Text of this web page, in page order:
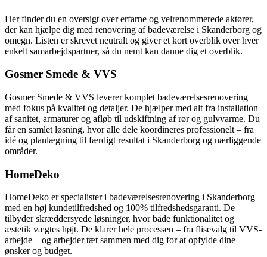
Her finder du en oversigt over erfarne og velrenommerede aktører,
der kan hjælpe dig med renovering af badeværelse i Skanderborg og
omegn. Listen er skrevet neutralt og giver et kort overblik over hver
enkelt samarbejdspartner, så du nemt kan danne dig et overblik.
Gosmer Smede & VVS
Gosmer Smede & VVS leverer komplet badeværelsesrenovering
med fokus på kvalitet og detaljer. De hjælper med alt fra installation
af sanitet, armaturer og afløb til udskiftning af rør og gulvvarme. Du
får en samlet løsning, hvor alle dele koordineres professionelt – fra
idé og planlægning til færdigt resultat i Skanderborg og nærliggende
områder.
HomeDeko
HomeDeko er specialister i badeværelsesrenovering i Skanderborg
med en høj kundetilfredshed og 100% tilfredshedsgaranti. De
tilbyder skræddersyede løsninger, hvor både funktionalitet og
æstetik vægtes højt. De klarer hele processen – fra flisevalg til VVS-
arbejde – og arbejder tæt sammen med dig for at opfylde dine
ønsker og budget.